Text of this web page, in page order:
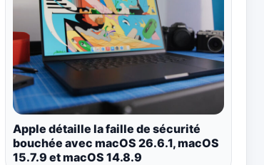
Apple détaille la faille de sécurité
bouchée avec macOS 26.6.1, macOS
15.7.9 et macOS 14.8.9